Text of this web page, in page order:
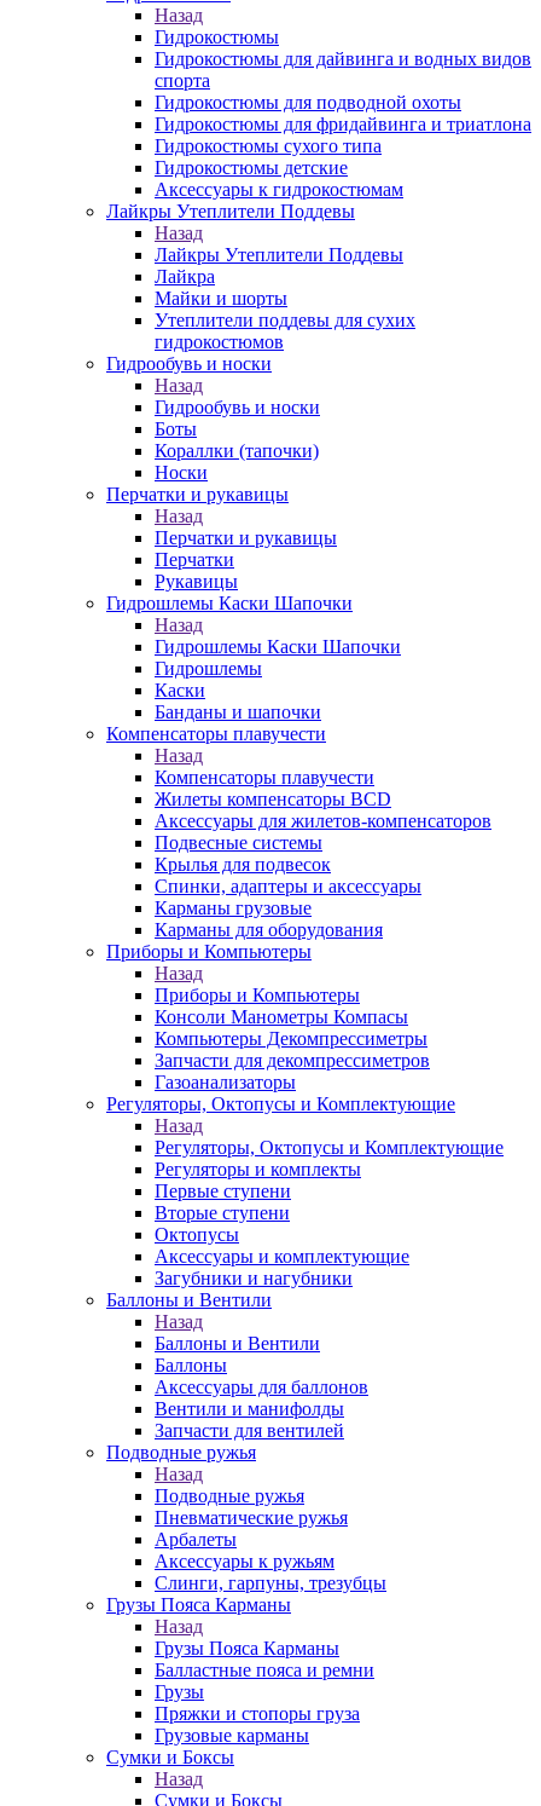
Назад
Гидрокостюмы
Гидрокостюмы для дайвинга и водных видов
спорта
Гидрокостюмы для подводной охоты
Гидрокостюмы для фридайвинга и триатлона
Гидрокостюмы сухого типа
Гидрокостюмы детские
Аксессуары к гидрокостюмам
Лайкры Утеплители Поддевы
Назад
Лайкры Утеплители Поддевы
Лайкра
Майки и шорты
Утеплители поддевы для сухих
гидрокостюмов
Гидрообувь и носки
Назад
Гидрообувь и носки
Боты
Кораллки (тапочки)
Носки
Перчатки и рукавицы
Назад
Перчатки и рукавицы
Перчатки
Рукавицы
Гидрошлемы Каски Шапочки
Назад
Гидрошлемы Каски Шапочки
Гидрошлемы
Каски
Банданы и шапочки
Компенсаторы плавучести
Назад
Компенсаторы плавучести
Жилеты компенсаторы BCD
Аксессуары для жилетов-компенсаторов
Подвесные системы
Крылья для подвесок
Спинки, адаптеры и аксессуары
Карманы грузовые
Карманы для оборудования
Приборы и Компьютеры
Назад
Приборы и Компьютеры
Консоли Манометры Компасы
Компьютеры Декомпрессиметры
Запчасти для декомпрессиметров
Газоанализаторы
Регуляторы, Октопусы и Комплектующие
Назад
Регуляторы, Октопусы и Комплектующие
Регуляторы и комплекты
Первые ступени
Вторые ступени
Октопусы
Аксессуары и комплектующие
Загубники и нагубники
Баллоны и Вентили
Назад
Баллоны и Вентили
Баллоны
Аксессуары для баллонов
Вентили и манифолды
Запчасти для вентилей
Подводные ружья
Назад
Подводные ружья
Пневматические ружья
Арбалеты
Аксессуары к ружьям
Слинги, гарпуны, трезубцы
Грузы Пояса Карманы
Назад
Грузы Пояса Карманы
Балластные пояса и ремни
Грузы
Пряжки и стопоры груза
Грузовые карманы
Сумки и Боксы
Назад
Сумки и Боксы